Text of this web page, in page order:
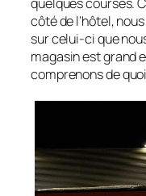
côté de l’hôtel,
sur celui-ci que
magasin est grand
comprenons de